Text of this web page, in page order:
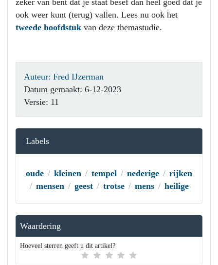
zeker van bent dat je staat besef dan heel goed dat je
ook weer kunt (terug) vallen. Lees nu ook het
tweede hoofdstuk van deze themastudie.
Auteur: Fred IJzerman
Datum gemaakt: 6-12-2023
Versie: 11
Labels
oude kleinen tempel nederige
rijken
mensen
geest trotse mens heilige
Waardering
Hoeveel sterren geeft u dit artikel?